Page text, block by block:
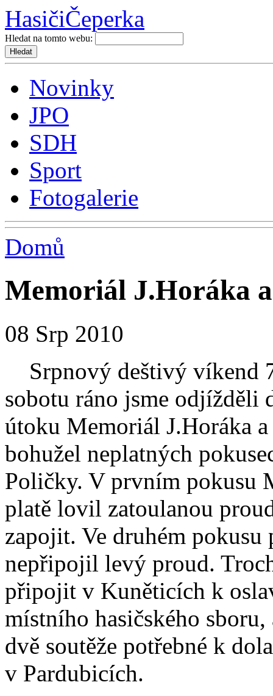
HasičiČeperka
Hledat na tomto webu:
Novinky
JPO
SDH
Sport
Fotogalerie
Domů
Memoriál J.Horáka
08 Srp 2010
Srpnový deštivý víkend
sobotu ráno jsme odjížděli
útoku Memoriál J.Horáka
bohužel neplatných
Poličky. V prvním pokusu
platě lovil zatoulanou
zapojit. Ve druhém
nepřipojil levý proud.
připojit v Kuněticích k
místního hasičského
dvě soutěže potřebné k
v Pardubicích.